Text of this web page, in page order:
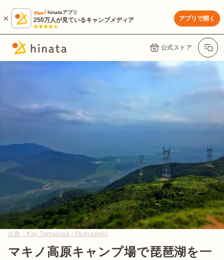
hinataアプリ
250万人が見ているキャンプメディア アプリで開く
公式ストア
出典： Kay Tamagusk / Pashadelic
マキノ高原キャンプ場で琵琶湖を一